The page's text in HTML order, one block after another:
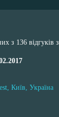
з 136 відгуків
Київ, Україна